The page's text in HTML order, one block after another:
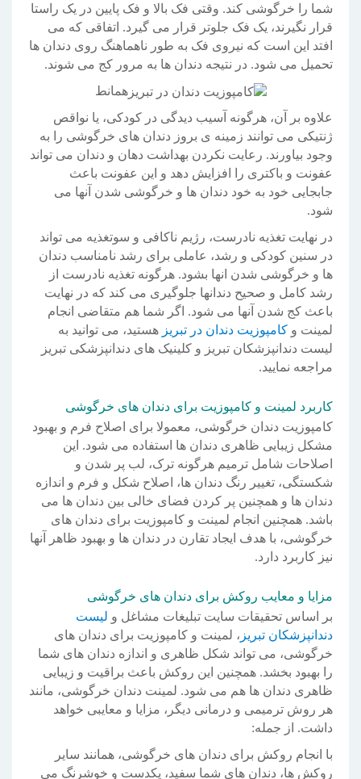
شما را خرگوشی کند. وقتی فک بالا و فک پایین در یک راستا
قرار نگیرند، یک فک جلوتر قرار می گیرد. اتفاقی که می
افتد این است که نیروی فک به طور ناهماهنگ روی دندان ها
تحمیل می شود. در نتیجه دندان ها به مرور کج می شوند.
همانط
علاوه بر آن، هرگونه آسیب دیدگی در کودکی، یا نواقص
ژنتیکی می توانند زمینه ی بروز دندان های خرگوشی را به
وجود بیاورند. رعایت نکردن بهداشت دهان و دندان می تواند
عفونت و باکتری را افزایش دهد و این عفونت باعث
جابجایی خود به خود دندان ها و خرگوشی شدن آنها می
شود.
در نهایت تغذیه نادرست، رژیم ناکافی و سوتغذیه می تواند
در سنین کودکی و رشد، عاملی برای رشد نامناسب دندان
ها و خرگوشی شدن انها بشود. هرگونه تغذیه نادرست از
رشد کامل و صحیح دندانها جلوگیری می کند که در نهایت
باعث کج شدن آنها می شود. اگر شما هم متقاضی انجام
لمینت و کامپوزیت دندان در تبریز هستید، می توانید به
لیست دندانپزشکان تبریز و کلینیک های دندانپزشکی تبریز
مراجعه نمایید.
کاربرد لمینت و کامپوزیت برای دندان های خرگوشی
کامپوزیت دندان خرگوشی، معمولا برای اصلاح فرم و بهبود
مشکل زیبایی ظاهری دندان ها استفاده می شود. این
اصلاحات شامل ترمیم هرگونه ترک، لب پر شدن و
شکستگی، تغییر رنگ دندان ها، اصلاح شکل و فرم و اندازه
دندان ها و همچنین پر کردن فضای خالی بین دندان ها می
باشد. همچنین انجام لمینت و کامپوزیت برای دندان های
خرگوشی، با هدف ایجاد تقارن در دندان ها و بهبود ظاهر آنها
نیز کاربرد دارد.
مزایا و معایب روکش برای دندان های خرگوشی
بر اساس تحقیقات سایت تبلیغات مشاغل و لیست
دندانپزشکان تبریز ، لمینت و کامپوزیت برای دندان های
خرگوشی، می تواند شکل ظاهری و اندازه دندان های شما
را بهبود بخشد. همچنین این روکش باعث براقیت و زیبایی
ظاهری دندان ها هم می شود. لمینت دندان خرگوشی، مانند
هر روش ترمیمی و درمانی دیگر، مزایا و معایبی خواهد
داشت. از جمله:
با انجام روکش برای دندان های خرگوشی، همانند سایر
روکش ها، دندان های شما سفید، یکدست و خوشرنگ می